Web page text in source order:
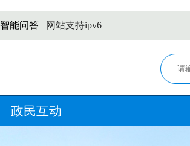
智能问答 网站支持ipv6
政民互动